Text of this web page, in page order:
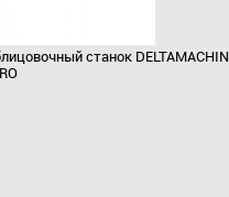
станок